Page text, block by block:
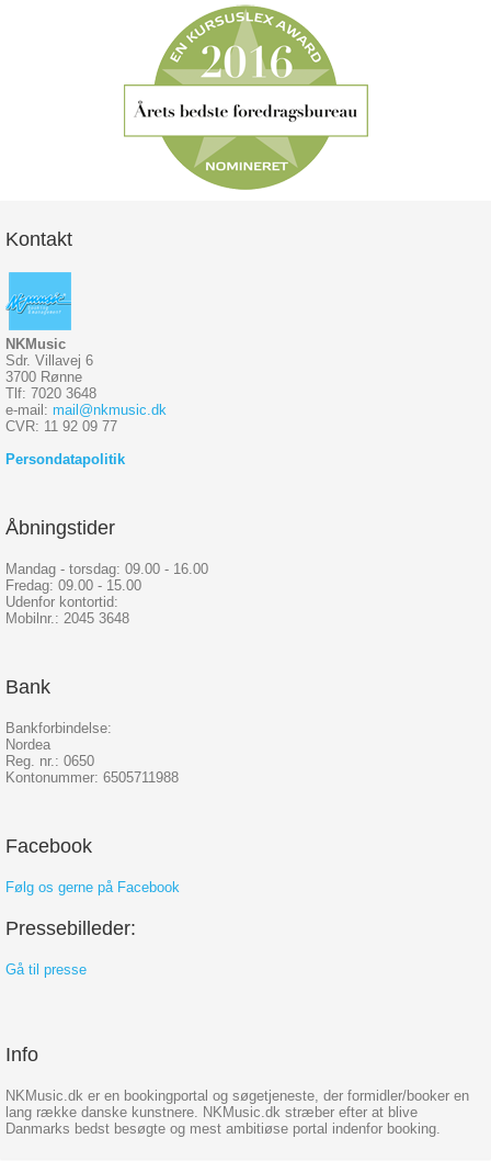
Kontakt
NKMusic
Sdr. Villavej 6
3700 Rønne
Tlf: 7020 3648
e-mail: mail@nkmusic.dk
CVR: 11 92 09 77
Persondatapolitik
Åbningstider
Mandag - torsdag: 09.00 - 16.00
Fredag: 09.00 - 15.00
Udenfor kontortid:
Mobilnr.: 2045 3648
Bank
Bankforbindelse:
Nordea
Reg. nr.: 0650
Kontonummer: 6505711988
Facebook
Følg os gerne på Facebook
Pressebilleder:
Gå til presse
Info
NKMusic.dk er en bookingportal og søgetjeneste, der formidler/booker en
lang række danske kunstnere. NKMusic.dk stræber efter at blive
Danmarks bedst besøgte og mest ambitiøse portal indenfor booking.